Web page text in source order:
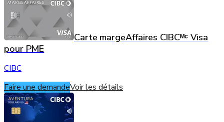
Carte margeAffaires CIBCᴹᶜ Visa
pour PME
CIBC
Faire une demandeVoir les détails